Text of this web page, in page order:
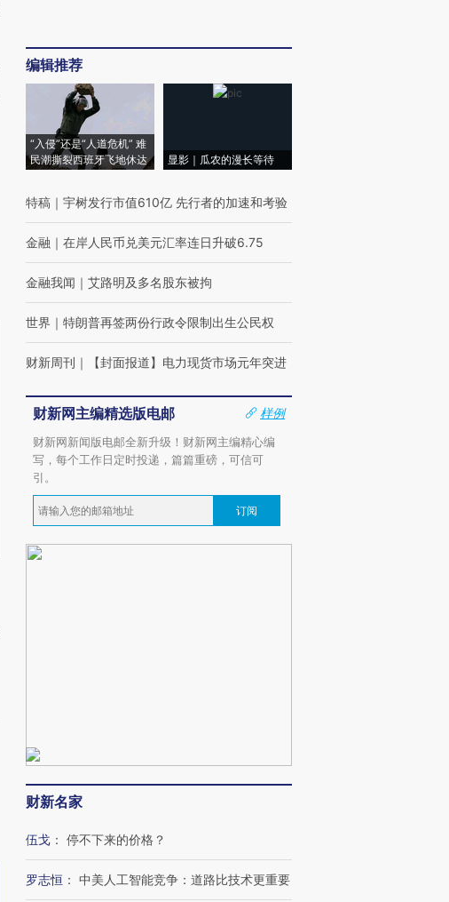
编辑推荐
“入侵”还是“人道危机” 难
民潮撕裂西班牙飞地休达
显影｜瓜农的漫长等待
特稿 ｜ 宇树发行市值610亿 先行者的加速和考验
金融 ｜ 在岸人民币兑美元汇率连日升破6.75
金融我闻 ｜ 艾路明及多名股东被拘
世界 ｜ 特朗普再签两份行政令限制出生公民权
财新周刊 ｜ 【封面报道】电力现货市场元年突进
财新网主编精选版电邮
样例
财新网新闻版电邮全新升级！财新网主编精心编
写，每个工作日定时投递，篇篇重磅，可信可
引。
订阅
财新名家
伍戈 ： 停不下来的价格？
罗志恒 ： 中美人工智能竞争：道路比技术更重要